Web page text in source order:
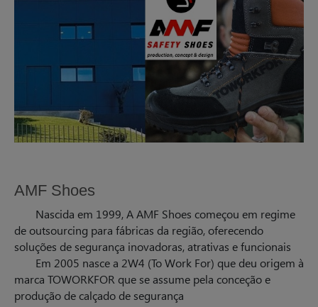
AMF Shoes
Nascida em 1999, A AMF Shoes começou em regime
de outsourcing para fábricas da região, oferecendo
soluções de segurança inovadoras, atrativas e funcionais
Em 2005 nasce a 2W4 (To Work For) que deu origem à
marca TOWORKFOR que se assume pela conceção e
produção de calçado de segurança